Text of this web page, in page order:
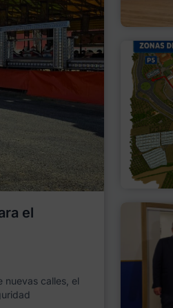
el
nuevas calles, el